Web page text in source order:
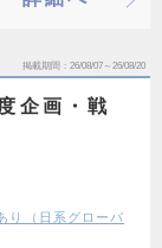
掲載期間 26/08/07～26/08/20
企画・戦
り（日系グローバ